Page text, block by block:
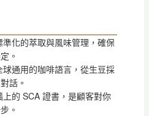
準化的萃取與風味管理，確保
。
球通用的咖啡語言，從生豆採
話。
上的 SCA 證書，是顧客對你
。